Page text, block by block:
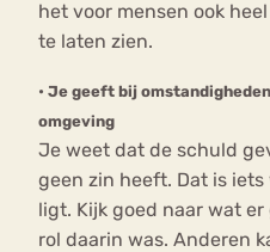
het voor mensen ook
te laten zien.
• Je geeft bij
omgeving
Je weet dat de schuld
geen zin heeft. Dat is
ligt. Kijk goed naar wat
rol daarin was. Anderen